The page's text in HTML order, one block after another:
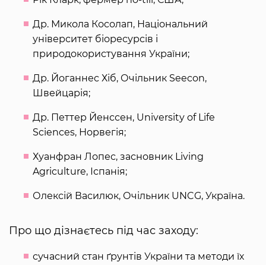
Др. Микола Косолап, Національний
університет біоресурсів і
природокористування України;
Др. Йоганнес Хіб, Очільник Seecon,
Швейцарія;
Др. Петтер Йенссен, University of Life
Sciences, Норвегія;
Хуанфран Лопес, засновник Living
Agriculture, Іспанія;
Олексій Василюк, Очільник UNCG, Україна.
Про що дізнаєтесь під час заходу:
сучасний стан ґрунтів України та методи їх